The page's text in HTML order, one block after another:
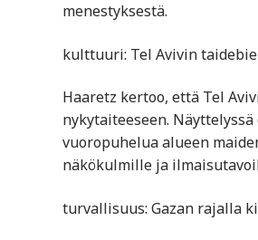
menestyksestä.
kulttuuri: Tel Avivin
Haaretz kertoo, että Tel
nykytaiteeseen.
vuoropuhelua alueen
näkökulmille ja
turvallisuus: Gazan rajalla